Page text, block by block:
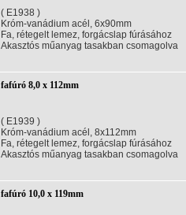
( E1938 )
Króm-vanádium acél, 6x90mm
Fa, rétegelt lemez, forgácslap fúrásához
Akasztós műanyag tasakban csomagolva
fafúró 8,0 x 112mm
( E1939 )
Króm-vanádium acél, 8x112mm
Fa, rétegelt lemez, forgácslap fúrásához
Akasztós műanyag tasakban csomagolva
fafúró 10,0 x 119mm